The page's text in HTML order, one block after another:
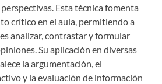
Esta técnica fomenta
crítico en el aula, permitiendo a
analizar, contrastar y formular
Su aplicación en diversas
la argumentación, el
y la evaluación de información